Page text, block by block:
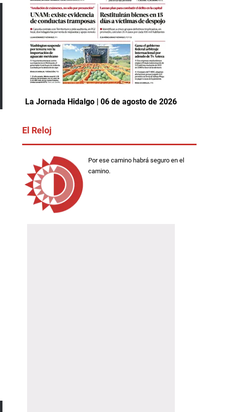
La Jornada Hidalgo | 06 de agosto de 2026
El Reloj
Por ese camino habrá seguro en el
camino.